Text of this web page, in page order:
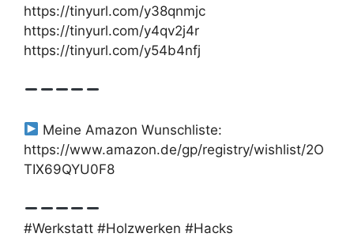
https://tinyurl.com/y38qnmjc
https://tinyurl.com/y4qv2j4r
https://tinyurl.com/y54b4nfj
Meine Amazon Wunschliste:
https://www.amazon.de/gp/registry/wishlist/2O
TIX69QYU0F8
#Werkstatt #Holzwerken #Hacks